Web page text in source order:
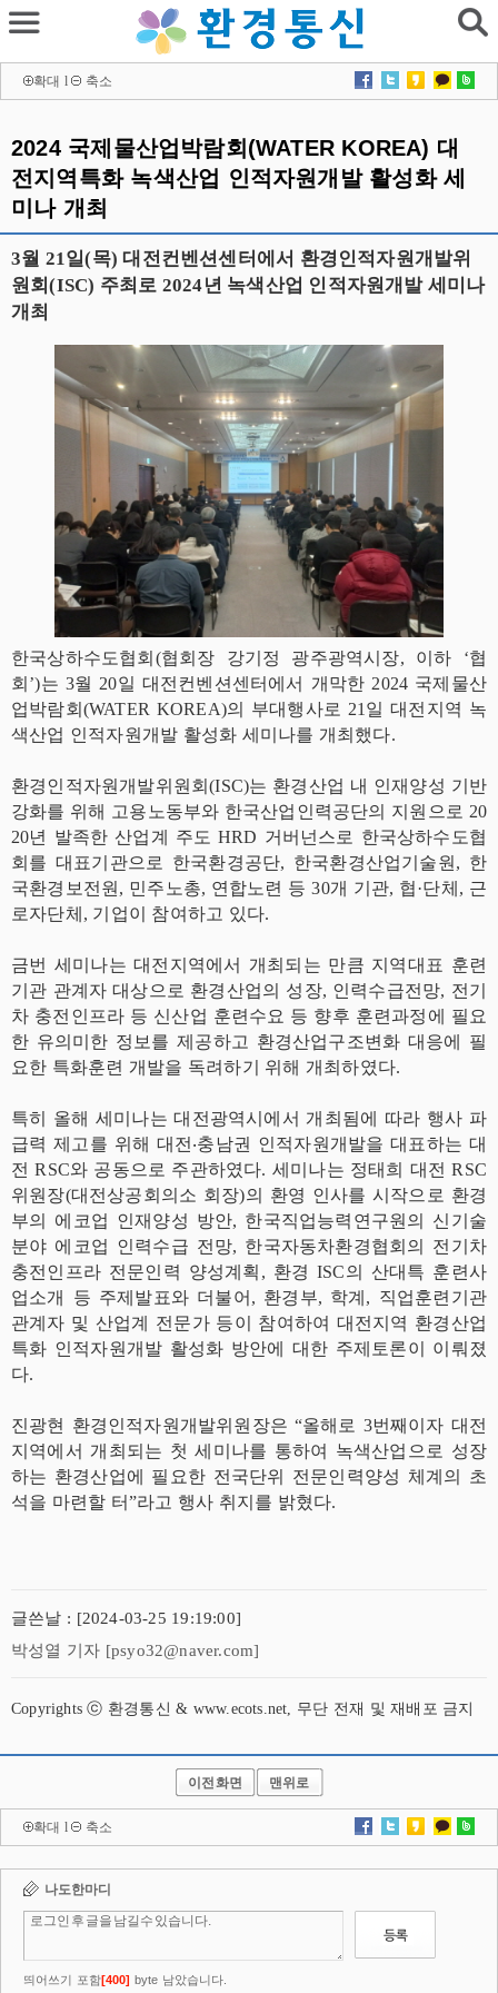
확대 l 축소
2024 국제물산업박람회(WATER KOREA) 대
전지역특화 녹색산업 인적자원개발 활성화 세
미나 개최
3월 21일(목) 대전컨벤션센터에서 환경인적자원개발위
원회(ISC) 주최로 2024년 녹색산업 인적자원개발 세미나
개최
한국상하수도협회(협회장 강기정 광주광역시장, 이하 ‘협
회’)는 3월 20일 대전컨벤션센터에서 개막한 2024 국제물산
업박람회(WATER KOREA)의 부대행사로 21일 대전지역 녹
색산업 인적자원개발 활성화 세미나를 개최했다.
환경인적자원개발위원회(ISC)는 환경산업 내 인재양성 기반
강화를 위해 고용노동부와 한국산업인력공단의 지원으로 20
20년 발족한 산업계 주도 HRD 거버넌스로 한국상하수도협
회를 대표기관으로 한국환경공단, 한국환경산업기술원, 한
국환경보전원, 민주노총, 연합노련 등 30개 기관, 협·단체, 근
로자단체, 기업이 참여하고 있다.
금번 세미나는 대전지역에서 개최되는 만큼 지역대표 훈련
기관 관계자 대상으로 환경산업의 성장, 인력수급전망, 전기
차 충전인프라 등 신산업 훈련수요 등 향후 훈련과정에 필요
한 유의미한 정보를 제공하고 환경산업구조변화 대응에 필
요한 특화훈련 개발을 독려하기 위해 개최하였다.
특히 올해 세미나는 대전광역시에서 개최됨에 따라 행사 파
급력 제고를 위해 대전‧충남권 인적자원개발을 대표하는 대
전 RSC와 공동으로 주관하였다. 세미나는 정태희 대전 RSC
위원장(대전상공회의소 회장)의 환영 인사를 시작으로 환경
부의 에코업 인재양성 방안, 한국직업능력연구원의 신기술
분야 에코업 인력수급 전망, 한국자동차환경협회의 전기차
충전인프라 전문인력 양성계획, 환경 ISC의 산대특 훈련사
업소개 등 주제발표와 더불어, 환경부, 학계, 직업훈련기관
관계자 및 산업계 전문가 등이 참여하여 대전지역 환경산업
특화 인적자원개발 활성화 방안에 대한 주제토론이 이뤄졌
다.
진광현 환경인적자원개발위원장은 “올해로 3번째이자 대전
지역에서 개최되는 첫 세미나를 통하여 녹색산업으로 성장
하는 환경산업에 필요한 전국단위 전문인력양성 체계의 초
석을 마련할 터”라고 행사 취지를 밝혔다.
글쓴날 : [2024-03-25 19:19:00]
박성열 기자 [psyo32@naver.com]
Copyrights ⓒ 환경통신 & www.ecots.net, 무단 전재 및 재배포 금지
이전화면 맨위로
확대 l 축소